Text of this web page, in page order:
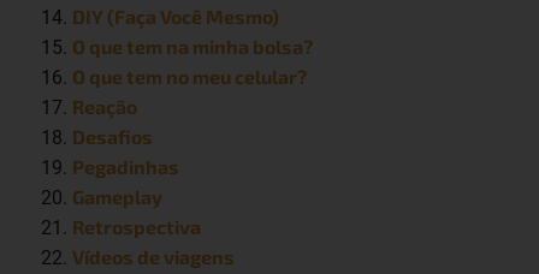
DIY (Faça Você Mesmo)
O que tem na minha bolsa?
O que tem no meu celular?
Reação
Desafios
Pegadinhas
Gameplay
Retrospectiva
Vídeos de viagens